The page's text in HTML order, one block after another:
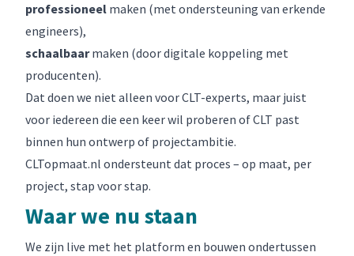
professioneel maken (met ondersteuning van erkende
engineers),
schaalbaarmaken (door digitale koppeling met
producenten).
Dat doen we niet alleen voor CLT-experts, maar juist
voor iedereen die een keer wil proberen of CLT past
binnen hun ontwerp of projectambitie.
CLTopmaat.nl ondersteunt dat proces – op maat, per
project, stap voor stap.
Waar we nu staan
We zijn live met het platform en bouwen ondertussen